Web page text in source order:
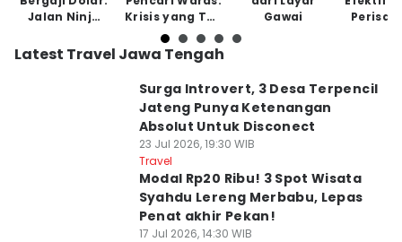
Jalan Ninja
Pengaman
Krisis yang Tak
Tampak
Gawai
Perisai
Latest Travel Jawa Tengah
Surga Introvert, 3 Desa Terpencil
Jateng Punya Ketenangan
Absolut Untuk Disconect
23 Jul 2026, 19:30 WIB
Travel
Modal Rp20 Ribu! 3 Spot Wisata
Syahdu Lereng Merbabu, Lepas
Penat akhir Pekan!
17 Jul 2026, 14:30 WIB